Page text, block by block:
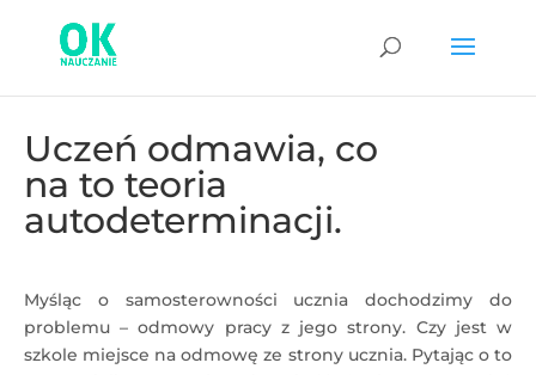
Uczeń odmawia, co
na to teoria
autodeterminacji.
Myśląc o samosterowności ucznia dochodzimy do
problemu – odmowy pracy z jego strony. Czy jest w
szkole miejsce na odmowę ze strony ucznia. Pytając o to